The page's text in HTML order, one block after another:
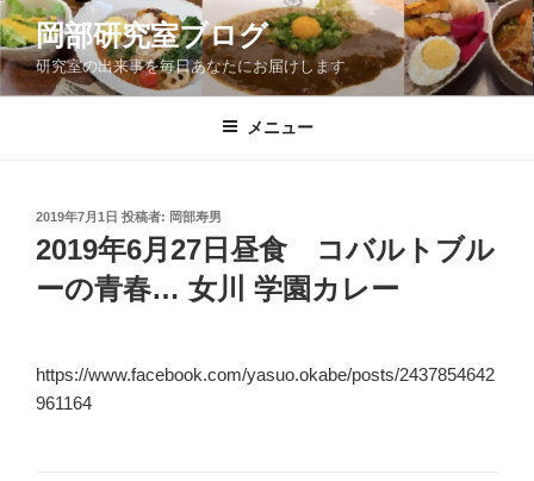
コ
ン
テ
ン
岡部研究室ブログ
研究室の出来事を毎日あなたにお届けします
メニュー
投
稿
日:
2019年7月1日 投稿者: 岡部寿男
2019年6月27日昼食 コバルトブル
ーの青春… 女川 学園カレー
https://www.facebook.com/yasuo.okabe/posts/2437854642
961164